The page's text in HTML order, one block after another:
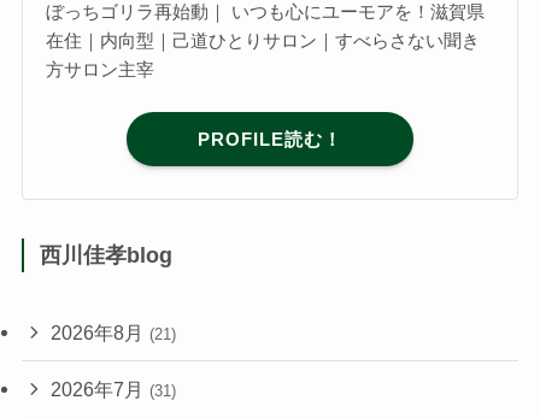
ぼっちゴリラ再始動｜ いつも心にユーモアを！滋賀県
在住｜内向型｜己道ひとりサロン｜すべらさない聞き
方サロン主宰
PROFILE読む！
西川佳孝blog
2026年8月 (21)
2026年7月 (31)